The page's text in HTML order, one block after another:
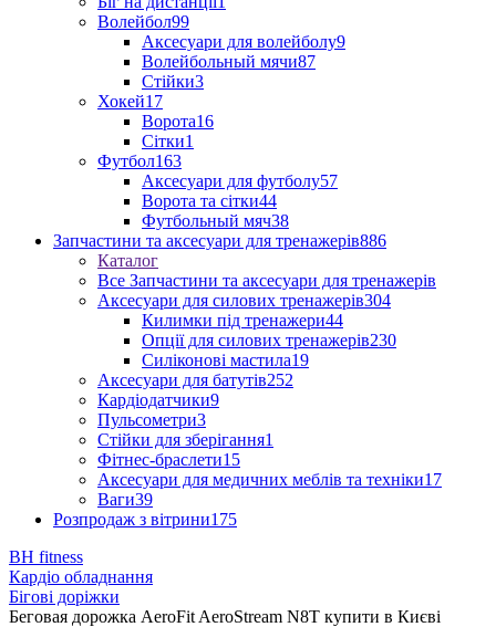
Волейбол99
Аксесуари для волейболу9
Волейбольный мячи87
Стійки3
Хокей17
Ворота16
Сітки1
Футбол163
Аксесуари для футболу57
Ворота та сітки44
Футбольный мяч38
Запчастини та аксесуари для тренажерів886
Каталог
Все Запчастини та аксесуари для тренажерів
Аксесуари для силових тренажерів304
Килимки під тренажери44
Опції для силових тренажерів230
Силіконові мастила19
Аксесуари для батутів252
Кардіодатчики9
Пульсометри3
Стійки для зберігання1
Фітнес-браслети15
Аксесуари для медичних меблів та техніки17
Ваги39
Розпродаж з вітрини175
BH fitness
Кардіо обладнання
Бігові доріжки
Беговая дорожка AeroFit AeroStream N8T купити в Києві